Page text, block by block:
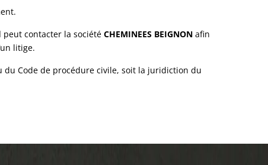
peut contacter la société CHEMINEES BEIGNON afin
litige.
du Code de procédure civile, soit la juridiction du